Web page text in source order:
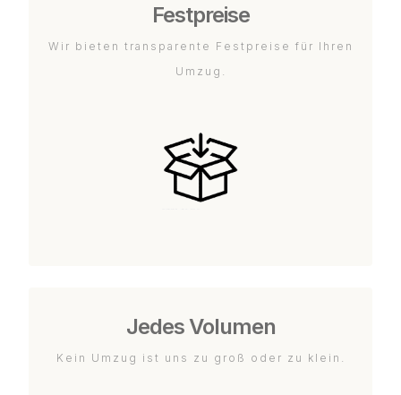
Festpreise
Wir bieten transparente Festpreise für Ihren
Umzug.
Jedes Volumen
Kein Umzug ist uns zu groß oder zu klein.